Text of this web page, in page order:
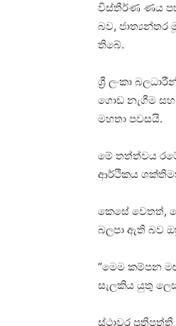
විස්තීර්ණ ණය
බව, ජාත්‍යන්තර
තිබේ.
ශ්‍රී ලංකා
ගොඩ නැගීම සහ
මහතා පවසයි.
මේ තත්ත්වය
ආර්ථිකය
කෙසේ වෙතත්,
බලපා ඇති බව
“මෙම කම්පන
සැලකිය යුතු
ස්ථාවර